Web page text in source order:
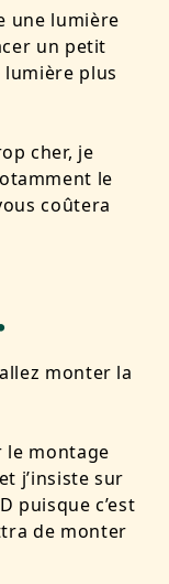
une lumière
un petit
plus
cher, je
le
coûtera
monter la
le montage
j’insiste sur
puisque c’est
de monter